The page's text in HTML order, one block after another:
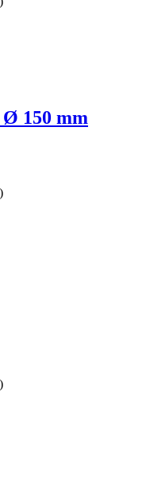
150 mm
)
)